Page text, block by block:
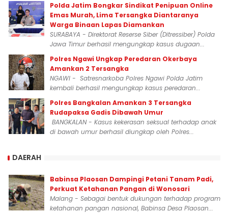
Polda Jatim Bongkar Sindikat Penipuan Online
Emas Murah, Lima Tersangka Diantaranya
Warga Binaan Lapas Diamankan
SURABAYA - Direktorat Reserse Siber (Ditressiber) Polda
Jawa Timur berhasil mengungkap kasus dugaan...
Polres Ngawi Ungkap Peredaran Okerbaya
Amankan 2 Tersangka
NGAWI - Satresnarkoba Polres Ngawi Polda Jatim
kembali berhasil mengungkap kasus peredaran...
Polres Bangkalan Amankan 3 Tersangka
Rudapaksa Gadis Dibawah Umur
BANGKALAN - Kasus kekerasan seksual terhadap anak
di bawah umur berhasil diungkap oleh Polres...
DAERAH
Babinsa Plaosan Dampingi Petani Tanam Padi,
Perkuat Ketahanan Pangan di Wonosari
Malang - Sebagai bentuk dukungan terhadap program
ketahanan pangan nasional, Babinsa Desa Plaosan...